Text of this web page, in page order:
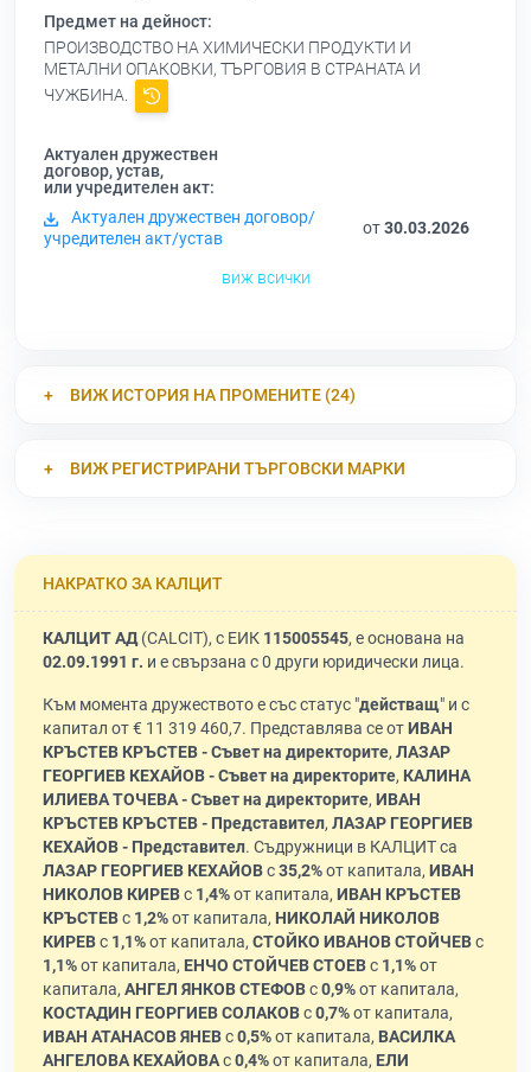
Предмет на дейност:
ПРОИЗВОДСТВО НА ХИМИЧЕСКИ ПРОДУКТИ И
МЕТАЛНИ ОПАКОВКИ, ТЪРГОВИЯ В СТРАНАТА И
ЧУЖБИНА.
Актуален дружествен
договор, устав,
или учредителен акт:
Актуален дружествен договор/
учредителен акт/устав
от30.03.2026
виж всички
ВИЖ ИСТОРИЯ НА ПРОМЕНИТЕ (24)
ВИЖ РЕГИСТРИРАНИ ТЪРГОВСКИ МАРКИ
НАКРАТКО ЗА КАЛЦИТ
КАЛЦИТ АД(CALCIT), с ЕИК 115005545, е основана на
02.09.1991 г. и е свързана с 0 други юридически лица.
Към момента дружеството е със статус "действащ" и с
капитал от € 11 319 460,7. Представлява се отИВАН
КРЪСТЕВ КРЪСТЕВ - Съвет на директорите, ЛАЗАР
ГЕОРГИЕВ КЕХАЙОВ - Съвет на директорите, КАЛИНА
ИЛИЕВА ТОЧЕВА - Съвет на директорите, ИВАН
КРЪСТЕВ КРЪСТЕВ - Представител, ЛАЗАР ГЕОРГИЕВ
КЕХАЙОВ - Представител. Съдружници в КАЛЦИТ са
ЛАЗАР ГЕОРГИЕВ КЕХАЙОВс35,2%от капитала, ИВАН
НИКОЛОВ КИРЕВс 1,4%от капитала, ИВАН КРЪСТЕВ
КРЪСТЕВс 1,2%от капитала, НИКОЛАЙ НИКОЛОВ
КИРЕВс 1,1%от капитала, СТОЙКО ИВАНОВ СТОЙЧЕВс
1,1%от капитала, ЕНЧО СТОЙЧЕВ СТОЕВс 1,1%от
капитала, АНГЕЛ ЯНКОВ СТЕФОВс0,9%от капитала,
КОСТАДИН ГЕОРГИЕВ СОЛАКОВс0,7%от капитала,
ИВАН АТАНАСОВ ЯНЕВс0,5%от капитала, ВАСИЛКА
АНГЕЛОВА КЕХАЙОВАс0,4%от капитала, ЕЛИ